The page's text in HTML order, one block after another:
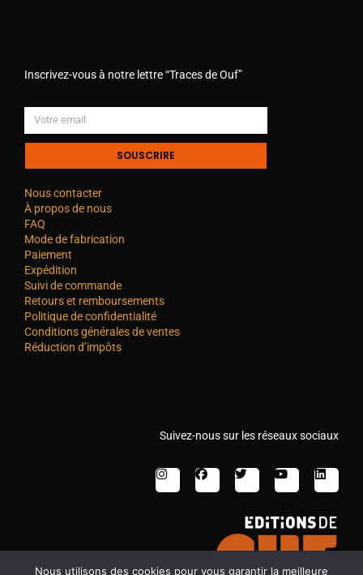
Inscrivez-vous à notre lettre “Traces de Ouf”
SOUSCRIRE
Nous contacter
À propos de nous
FAQ
Mode de fabrication
Paiement
Expédition
Suivi de commande
Retours et remboursements
Politique de confidentialité
Conditions générales de ventes
Réduction d’impôts
Suivez-nous sur les réseaux sociaux
Nous utilisons des cookies pour vous garantir la meilleure